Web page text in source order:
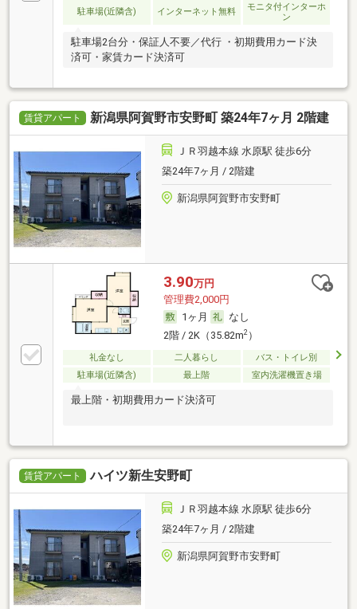
駐車場(近隣含) インターネット無料
モニタ付インターホ
ン
駐車場2台分・保証人不要／代行 ・初期費用カード決
済可・家賃カード決済可
賃貸アパート 新潟県阿賀野市安野町 築24年7ヶ月 2階建
ＪＲ羽越本線 水原駅 徒歩6分
築24年7ヶ月 / 2階建
新潟県阿賀野市安野町
3.90万円
管理費2,000円
1ヶ月
なし
2階 / 2K（35.82m2）
礼金なし 二人暮らし
バス・トイレ別
駐車場(近隣含)
最上階 室内洗濯機置き場
最上階・初期費用カード決済可
賃貸アパート ハイツ新生安野町
ＪＲ羽越本線 水原駅 徒歩6分
築24年7ヶ月 / 2階建
新潟県阿賀野市安野町